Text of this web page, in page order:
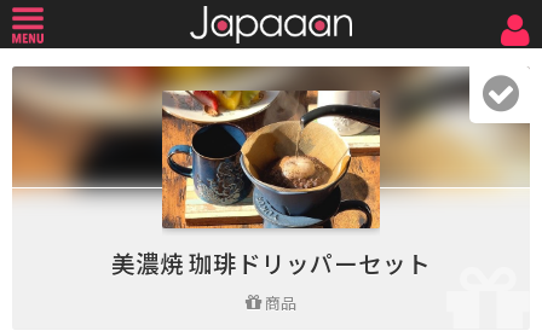
美濃焼 珈琲ドリッパーセット
商品